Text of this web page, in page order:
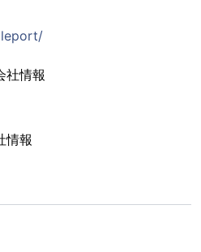
社情報
情報